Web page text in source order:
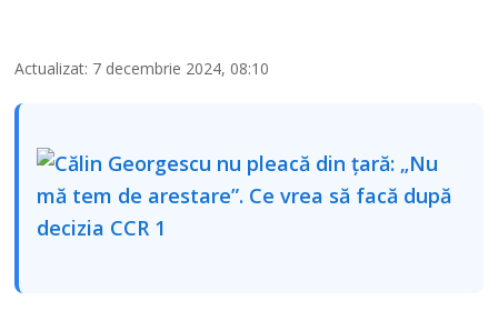
Actualizat: 7 decembrie 2024, 08:10